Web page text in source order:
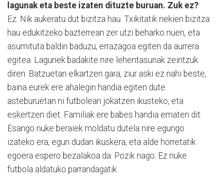
lagunak eta beste izaten dituzte buruan. Zuk ez?
Ez. Nik aukeratu dut bizitza hau. Txikitatik nekien bizitza
hau edukitzeko bazterrean zer utzi beharko nuen, eta
asumituta baldin baduzu, errazagoa egiten da aurrera
egitea. Lagunek badakite nire lehentasunak zeintzuk
diren. Batzuetan elkartzen gara, ziur aski ez nahi beste,
baina eurek ere ahalegin handia egiten dute
asteburuetan ni futbolean jokatzen ikusteko, eta
eskertzen diet. Familiak ere babes handia ematen dit.
Esango nuke beraiek moldatu dutela nire egungo
izateko era, egun dudan ikuskera, eta alde horretatik
egoera espero bezalakoa da. Pozik nago. Ez nuke
futbola aldatuko parrandagatik.